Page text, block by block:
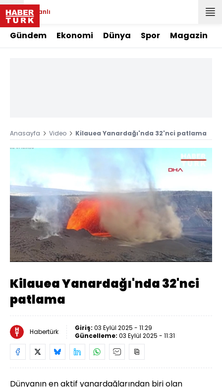
Canlı
Gündem Ekonomi Dünya Spor Magazin
Anasayfa Video Kilauea Yanardağı'nda 32'nci patlama
Sesi
Aç
Yüklendi
Oynatma
Hızı
Kilauea Yanardağı'nda 32'nci
patlama
Habertürk Giriş: 03 Eylül 2025 - 11:29
Güncelleme: 03 Eylül 2025 - 11:31
Dünyanın en aktif yanardağlarından biri olan